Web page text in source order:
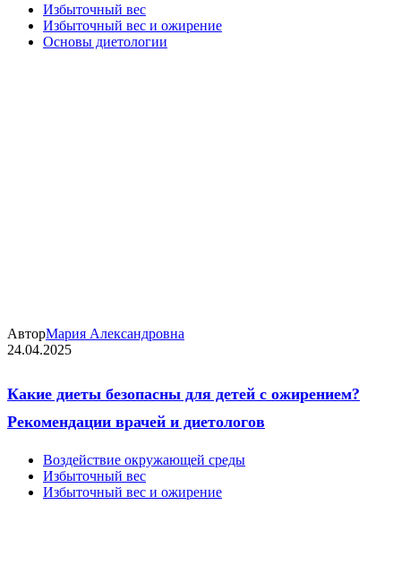
Избыточный вес
Избыточный вес и ожирение
Основы диетологии
АвторМария Александровна
24.04.2025
Какие диеты безопасны для детей с ожирением?
Рекомендации врачей и диетологов
Воздействие окружающей среды
Избыточный вес
Избыточный вес и ожирение